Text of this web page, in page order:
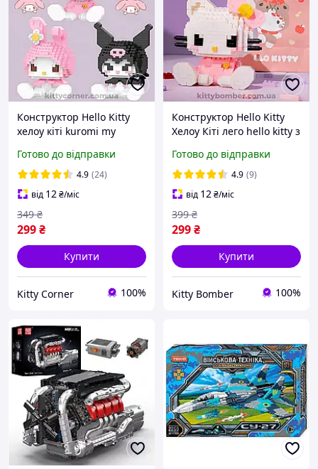
Конструктор Hello Kitty
хелоу кіті kuromi my
з коробкою фігурка лего
Hello Kitty Хелоу Кітті
Готово до відправки
4.9 (24)
від 12₴/міс
299₴
349 ₴
Купити
Kitty Corner 100%
Конструктор Hello Kitty
Хелоу Кіті лего hello kitty з
білий
Готово до відправки
4.9 (9)
від 12₴/міс
299₴
399 ₴
Купити
Kitty Bomber 100%